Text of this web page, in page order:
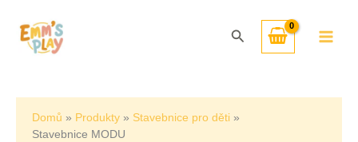
obsah
Hledat
Domů Produkty
Stavebnice pro děti
Stavebnice MODU
nejnovějších